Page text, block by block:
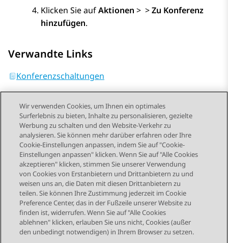
Klicken Sie aufAktionen > >Zu Konferenz
hinzufügen.
Verwandte Links
Konferenzschaltungen
Send Feedback
Themennavigation
Vorheriges Thema Nächstes Thema
STAY CONNECTED
Wir verwenden Cookies, um Ihnen ein optimales
Surferlebnis zu bieten, Inhalte zu personalisieren, gezielte
Werbung zu schalten und den Website-Verkehr zu
analysieren. Sie können mehr darüber erfahren oder Ihre
Cookie-Einstellungen anpassen, indem Sie auf "Cookie-
Einstellungen anpassen" klicken. Wenn Sie auf "Alle Cookies
akzeptieren" klicken, stimmen Sie unserer Verwendung
von Cookies von Erstanbietern und Drittanbietern zu und
weisen uns an, die Daten mit diesen Drittanbietern zu
teilen. Sie können Ihre Zustimmung jederzeit im Cookie
Preference Center, das in der Fußzeile unserer Website zu
finden ist, widerrufen. Wenn Sie auf "Alle Cookies
ablehnen" klicken, erlauben Sie uns nicht, Cookies (außer
den unbedingt notwendigen) in Ihrem Browser zu setzen.